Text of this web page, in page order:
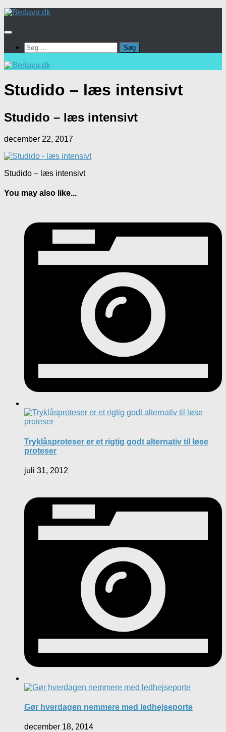
Skip
content
Søg
efter:
Studido – læs intensivt
Studido – læs intensivt
december 22, 2017
Studido – læs intensivt
You may also like...
Tryklåsproteser er et rigtig godt alternativ til løse
proteser
juli 31, 2012
Gør hverdagen nemmere med ledhejseporte
december 18, 2014